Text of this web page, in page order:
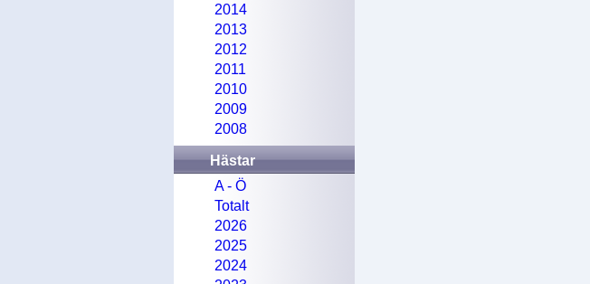
2014
2013
2012
2011
2010
2009
2008
Hästar
A - Ö
Totalt
2026
2025
2024